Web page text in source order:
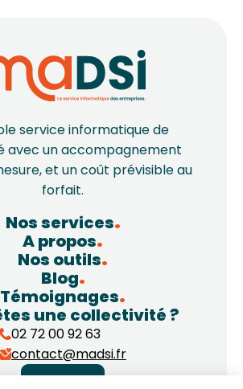
service informatique de
avec un accompagnement
et un coût prévisible au
forfait.
Nos services
A propos
Nos outils
Blog
Témoignages
une collectivité ?
02 72 00 92 63
contact@madsi.fr